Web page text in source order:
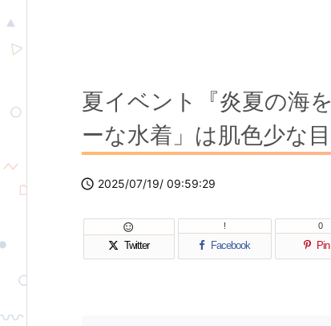
夏イベント『炎夏の海
ーな水着」は肌色少な
 2025/07/19/ 09:59:29
Twitter

Facebook
! 0